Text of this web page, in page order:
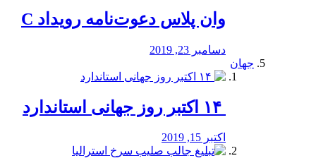
وان پلاس دعوت‌نامه رویداد C
دسامبر 23, 2019
جهان
اکتبر 15, 2019